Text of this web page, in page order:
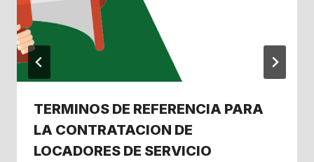
TERMINOS DE REFERENCIA PARA
LA CONTRATACION DE
LOCADORES DE SERVICIO